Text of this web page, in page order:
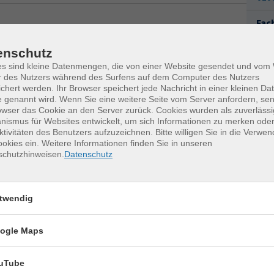
4x | 17:30 — 19:45 Uhr
26.10.2026—16.11.2026
4x | 17:30 — 19:45 Uhr
für unvergessliche
sind kleine Datenmengen, die von einer Website gesendet und vom
des Nutzers während des Surfens auf dem Computer des Nutzers
werden. Ihr Browser speichert jede Nachricht in einer kleinen
genannt wird. Wenn Sie eine weitere Seite vom Server anfordern,
das Cookie an den Server zurück. Cookies wurden als
für Websites entwickelt, um sich Informationen zu merken
des Benutzers aufzuzeichnen. Bitte willigen Sie in die
ein. Weitere Informationen finden Sie in unseren
Datenschutz
Maps